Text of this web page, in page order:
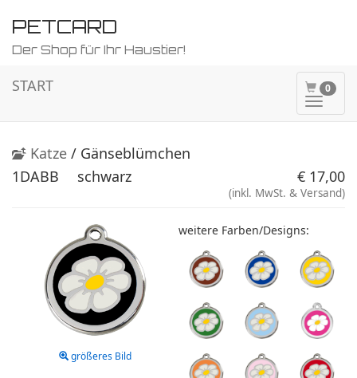
PETCARD
Der Shop für Ihr Haustier!
0
ein-/
START
Katze / Gänseblümchen
1DABB
schwarz € 17,00
(inkl. MwSt. & Versand)
größeres Bild
weitere Farben/Designs: